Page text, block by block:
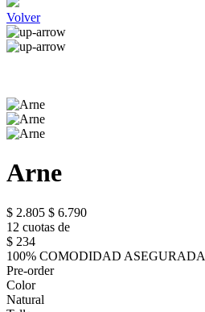
Volver
Arne
$ 2.805 $ 6.790
12 cuotas de
$ 234
100% COMODIDAD ASEGURADA
Pre-order
Color
Natural